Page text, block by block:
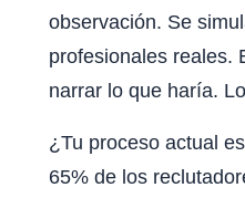
observación. Se
profesionales reales.
narrar lo que haría.
¿Tu proceso actual
65% de los